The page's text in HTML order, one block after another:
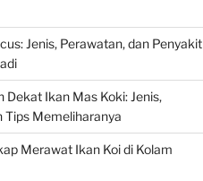
Jenis, Perawatan, dan Penyakit
Dekat Ikan Mas Koki: Jenis,
Tips Memeliharanya
Merawat Ikan Koi di Kolam